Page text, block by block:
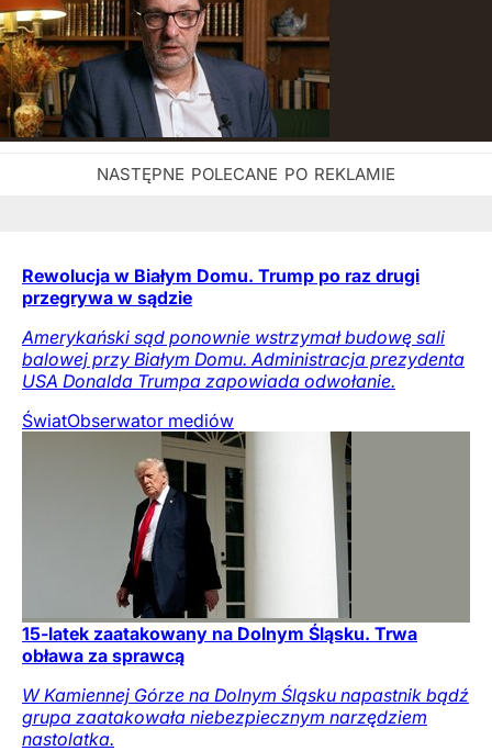
Rewolucja w Białym Domu. Trump po raz drugi
przegrywa w sądzie
Amerykański sąd ponownie wstrzymał budowę sali
balowej przy Białym Domu. Administracja prezydenta
USA Donalda Trumpa zapowiada odwołanie.
ŚwiatObserwator mediów
15-latek zaatakowany na Dolnym Śląsku. Trwa
obława za sprawcą
W Kamiennej Górze na Dolnym Śląsku napastnik bądź
grupa zaatakowała niebezpiecznym narzędziem
nastolatka.